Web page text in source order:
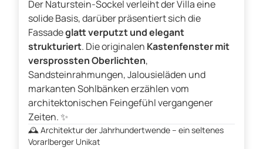
Der Naturstein-Sockel verleiht der Villa eine
solide Basis, darüber präsentiert sich die
Fassadeglatt verputzt und elegant
strukturiert. Die originalen Kastenfenster mit
versprossten Oberlichten,
Sandsteinrahmungen, Jalousieläden und
markanten Sohlbänken erzählen vom
architektonischen Feingefühl vergangener
Zeiten. ✨
🕰️Architektur der Jahrhundertwende – ein seltenes
Vorarlberger Unikat